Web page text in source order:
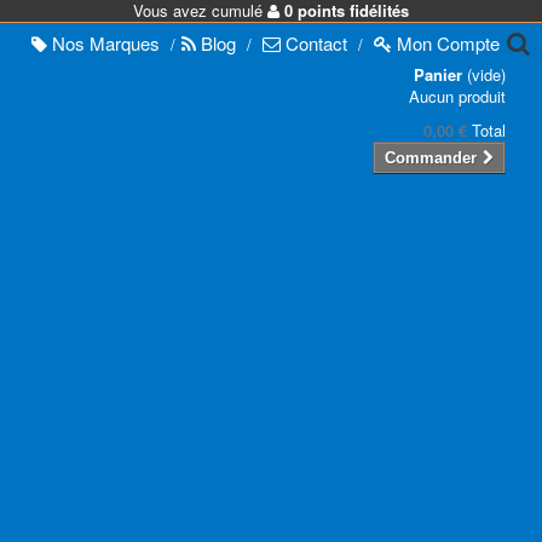
Vous avez cumulé 0 points fidélités
Nos Marques / Blog / Contact / MonCompte
Panier (vide)
Aucun produit
0,00 € Total
Commander